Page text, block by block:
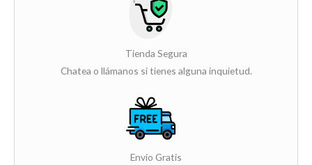
Tienda Segura
Chatea o llámanos si tienes alguna inquietud.
Envío Gratis